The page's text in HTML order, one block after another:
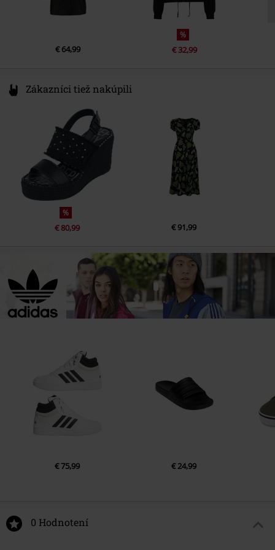
€ 64,99
%
€ 32,99
Zákazníci tiež nakúpili
%
€ 80,99 € 91,99
€ 75,99 € 24,99
0 Hodnotení